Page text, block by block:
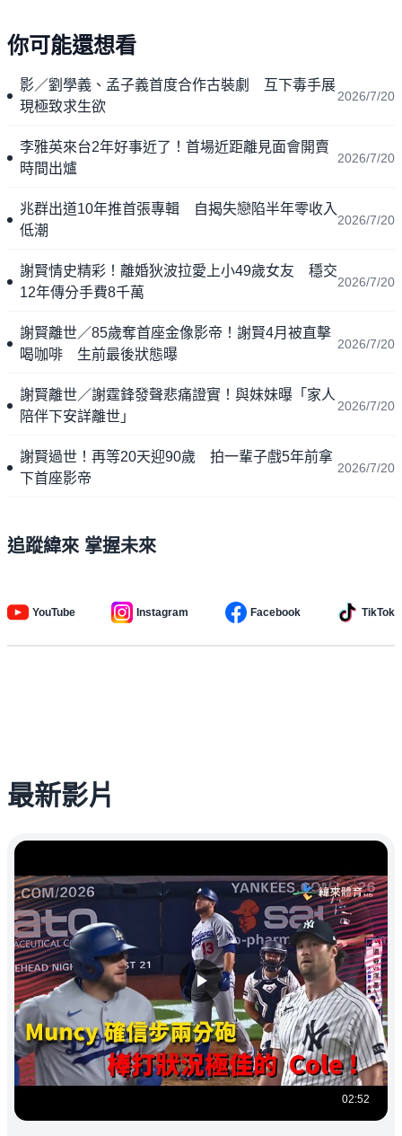
你可能還想看
影／劉學義、孟子義首度合作古裝劇 互下毒手展
現極致求生欲
2026/7/20
李雅英來台2年好事近了！首場近距離見面會開賣
時間出爐
2026/7/20
兆群出道10年推首張專輯 自揭失戀陷半年零收入
低潮
2026/7/20
謝賢情史精彩！離婚狄波拉愛上小49歲女友 穩交
12年傳分手費8千萬
2026/7/20
謝賢離世／85歲奪首座金像影帝！謝賢4月被直擊
喝咖啡 生前最後狀態曝
2026/7/20
謝賢離世／謝霆鋒發聲悲痛證實！與妹妹曝「家人
陪伴下安詳離世」
2026/7/20
謝賢過世！再等20天迎90歲 拍一輩子戲5年前拿
下首座影帝
2026/7/20
追蹤緯來 掌握未來
YouTube Instagram Facebook TikTok
最新影片
02:52